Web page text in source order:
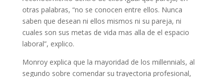
otras palabras, “no se conocen entre ellos. Nunca
saben que desean ni ellos mismos ni su pareja, ni
cuales son sus metas de vida mas alla de el espacio
laboral”, explico.
Monroy explica que la mayoridad de los millennials, al
segundo sobre comendar su trayectoria profesional,